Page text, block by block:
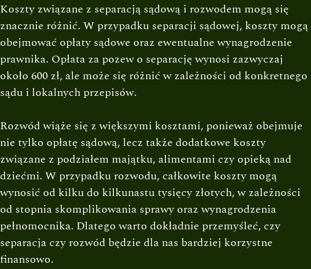
Koszty związane z separacją sądową i rozwodem mogą się
znacznie różnić. W przypadku separacji sądowej, koszty mogą
obejmować opłaty sądowe oraz ewentualne wynagrodzenie
prawnika. Opłata za pozew o separację wynosi zazwyczaj
około 600 zł, ale może się różnić w zależności od konkretnego
sądu i lokalnych przepisów.
Rozwód wiąże się z większymi kosztami, ponieważ obejmuje
nie tylko opłatę sądową, lecz także dodatkowe koszty
związane z podziałem majątku, alimentami czy opieką nad
dziećmi. W przypadku rozwodu, całkowite koszty mogą
wynosić od kilku do kilkunastu tysięcy złotych, w zależności
od stopnia skomplikowania sprawy oraz wynagrodzenia
pełnomocnika. Dlatego warto dokładnie przemyśleć, czy
separacja czy rozwód będzie dla nas bardziej korzystne
finansowo.